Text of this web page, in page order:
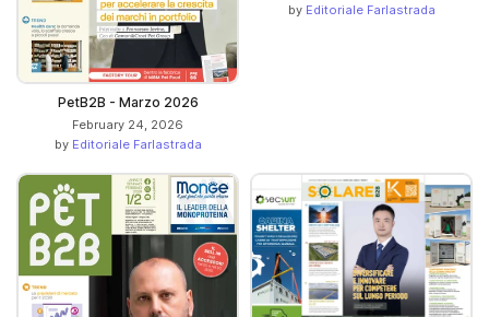
PetB2B - Marzo 2026
February 24, 2026
by Editoriale Farlastrada
by Editoriale Farlastrada